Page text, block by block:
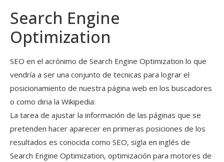
Search Engine
Optimization
SEO en el acrónimo de Search Engine Optimization lo que
vendría a ser una conjunto de tecnicas para lograr el
posicionamiento de nuestra página web en los buscadores
o como diria la Wikipedia:
La tarea de ajustar la información de las páginas que se
pretenden hacer aparecer en primeras posiciones de los
resultados es conocida como SEO, sigla en inglés de
Search Engine Optimization, optimización para motores de